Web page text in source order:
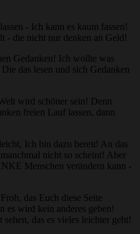
- Ich kann es kaum fassen!
- die nicht nur denken an Geld!
Gedanken! Ich wollte was
das lesen und sich Gedanken
wird schöner sein! Denn
freien Lauf lassen, dann
Ich bin dazu bereit! An das
nicht so scheint! Aber
Menschen verändern kann -
das Euch diese Seite
es wird kein anderes geben!
das es vieles leichter geht!